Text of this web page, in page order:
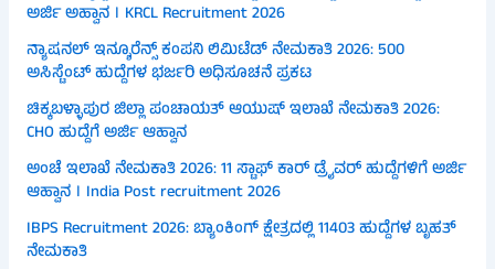
ಅರ್ಜಿ ಅಹ್ವಾನ । KRCL Recruitment 2026
ನ್ಯಾಷನಲ್ ಇನ್ಶೂರೆನ್ಸ್ ಕಂಪನಿ ಲಿಮಿಟೆಡ್ ನೇಮಕಾತಿ 2026: 500
ಅಸಿಸ್ಟೆಂಟ್ ಹುದ್ದೆಗಳ ಭರ್ಜರಿ ಅಧಿಸೂಚನೆ ಪ್ರಕಟ
ಚಿಕ್ಕಬಳ್ಳಾಪುರ ಜಿಲ್ಲಾ ಪಂಚಾಯತ್ ಆಯುಷ್ ಇಲಾಖೆ ನೇಮಕಾತಿ 2026:
CHO ಹುದ್ದೆಗೆ ಅರ್ಜಿ ಆಹ್ವಾನ
ಅಂಚೆ ಇಲಾಖೆ ನೇಮಕಾತಿ 2026: 11 ಸ್ಟಾಫ್ ಕಾರ್ ಡ್ರೈವರ್ ಹುದ್ದೆಗಳಿಗೆ ಅರ್ಜಿ
ಆಹ್ವಾನ । India Post recruitment 2026
IBPS Recruitment 2026: ಬ್ಯಾಂಕಿಂಗ್ ಕ್ಷೇತ್ರದಲ್ಲಿ 11403 ಹುದ್ದೆಗಳ ಬೃಹತ್
ನೇಮಕಾತಿ